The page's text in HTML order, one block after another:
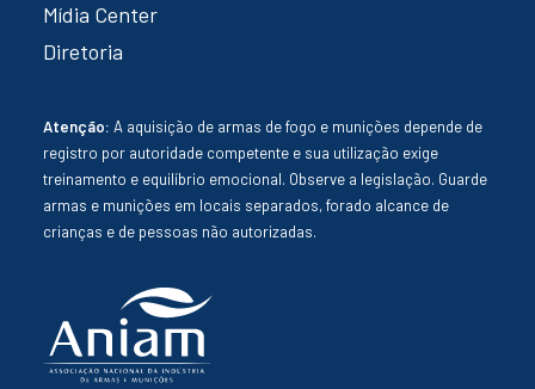
Mídia Center
Diretoria
Atenção: A aquisição de armas de fogo e munições depende de
registro por autoridade competente e sua utilização exige
treinamento e equilíbrio emocional. Observe a legislação. Guarde
armas e munições em locais separados, forado alcance de
crianças e de pessoas não autorizadas.